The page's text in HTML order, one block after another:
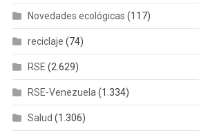
Novedades ecológicas (117)
reciclaje (74)
RSE (2.629)
RSE-Venezuela (1.334)
Salud (1.306)